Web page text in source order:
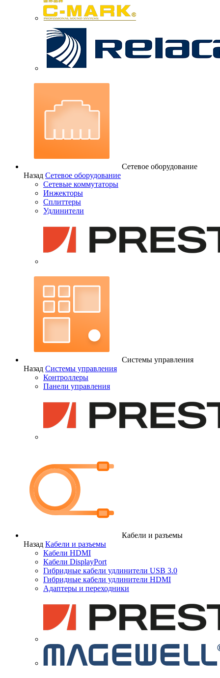
Сетевое оборудование
Назад Сетевое оборудование
Сетевые коммутаторы
Инжекторы
Сплиттеры
Удлинители
Системы управления
Назад Системы управления
Контроллеры
Панели управления
Кабели и разъемы
Назад Кабели и разъемы
Кабели HDMI
Кабели DisplayPort
Гибридные кабели удлинители USB 3.0
Гибридные кабели удлинители HDMI
Адаптеры и переходники